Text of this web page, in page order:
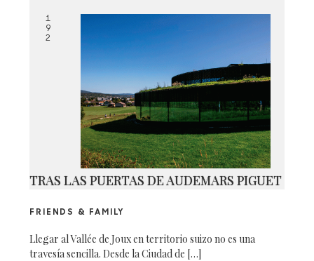
1
9
2
TRAS LAS PUERTAS DE AUDEMARS PIGUET
FRIENDS & FAMILY
Llegar al Vallée de Joux en territorio suizo no es una
travesía sencilla. Desde la Ciudad de […]